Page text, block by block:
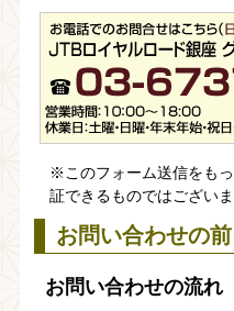
※このフォーム送信をも
証できるものではございま
お問い合わせの
お問い合わせの流れ